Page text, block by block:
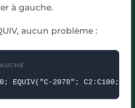
à gauche.
aucun problème :
EQUIV("C-2078"; C2:C100;